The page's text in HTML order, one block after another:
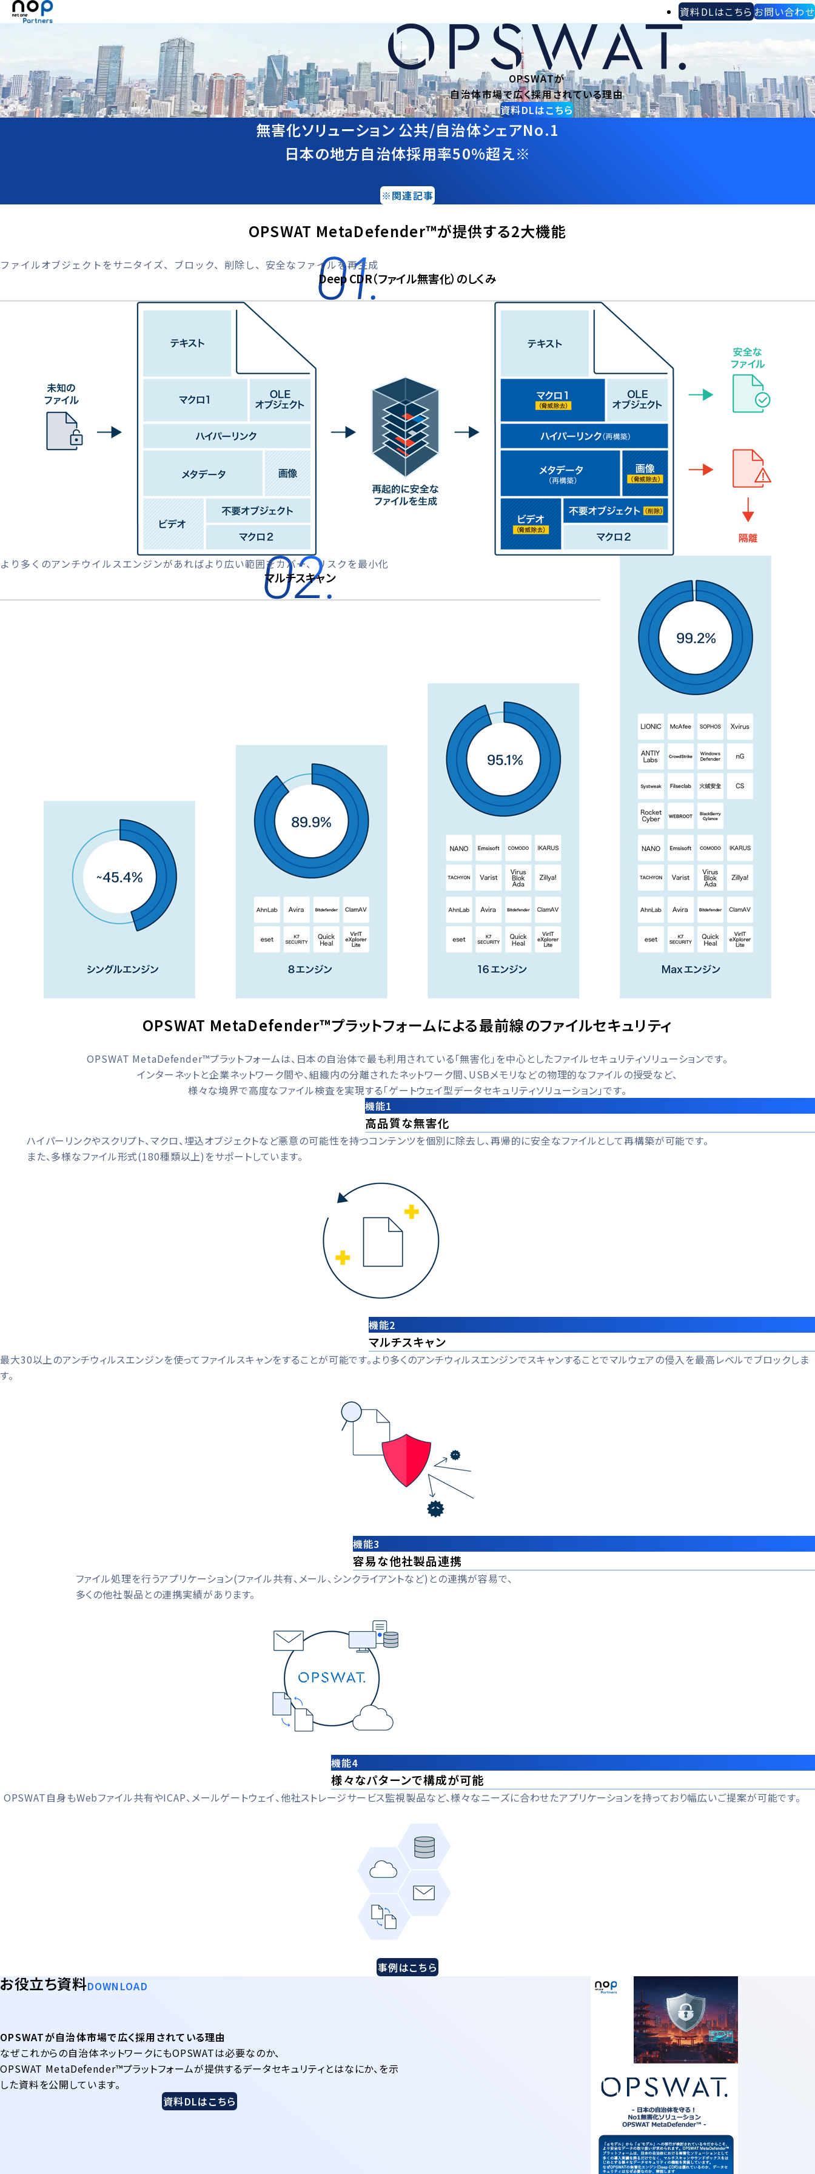
資料DLはこちらお問い合わせ
OPSWATが
自治体市場で広く採用されている理由
資料DLはこちら
無害化ソリューション 公共/自治体シェアNo.1
日本の地方自治体採用率50%超え※
※関連記事
OPSWAT MetaDefender™が提供する2大機能
Deep CDR（ファイル無害化）のしくみ
ファイルオブジェクトをサニタイズ、ブロック、削除し、安全なファイルを再生成
マルチスキャン
より多くのアンチウイルスエンジンがあればより広い範囲をカバー、リスクを最小化
OPSWAT MetaDefender™プラットフォームによる最前線のファイルセキュリティ
OPSWAT MetaDefender™プラットフォームは、日本の自治体で最も利用されている「無害化」を中心としたファイルセキュリティソリューションです。
インターネットと企業ネットワーク間や、組織内の分離されたネットワーク間、USBメモリなどの物理的なファイルの授受など、
様々な境界で高度なファイル検査を実現する「ゲートウェイ型データセキュリティソリューション」です。
機能1
高品質な無害化
ハイパーリンクやスクリプト、マクロ、埋込オブジェクトなど悪意の可能性を持つコンテンツを個別に除去し、再帰的に安全なファイルとして再構築が可能です。
また、多様なファイル形式(180種類以上)をサポートしています。
機能2
マルチスキャン
最大30以上のアンチウィルスエンジンを使ってファイルスキャンをすることが可能です。より多くのアンチウィルスエンジンでスキャンすることでマルウェアの侵入を最高レベルでブロックしま
す。
機能3
容易な他社製品連携
ファイル処理を行うアプリケーション(ファイル共有、メール、シンクライアントなど)との連携が容易で、
多くの他社製品との連携実績があります。
機能4
様々なパターンで構成が可能
OPSWAT自身もWebファイル共有やICAP、メールゲートウェイ、他社ストレージサービス監視製品など、様々なニーズに合わせたアプリケーションを持っており幅広いご提案が可能です。
事例はこちら
お役立ち資料DOWNLOAD
OPSWATが自治体市場で広く採用されている理由
なぜこれからの自治体ネットワークにもOPSWATは必要なのか、
OPSWAT MetaDefender™プラットフォームが提供するデータセキュリティとはなにか、を示
した資料を公開しています。
資料DLはこちら